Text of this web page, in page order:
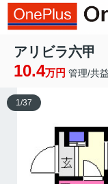
アリビラ六甲
10.4万円 管理/共
1/37